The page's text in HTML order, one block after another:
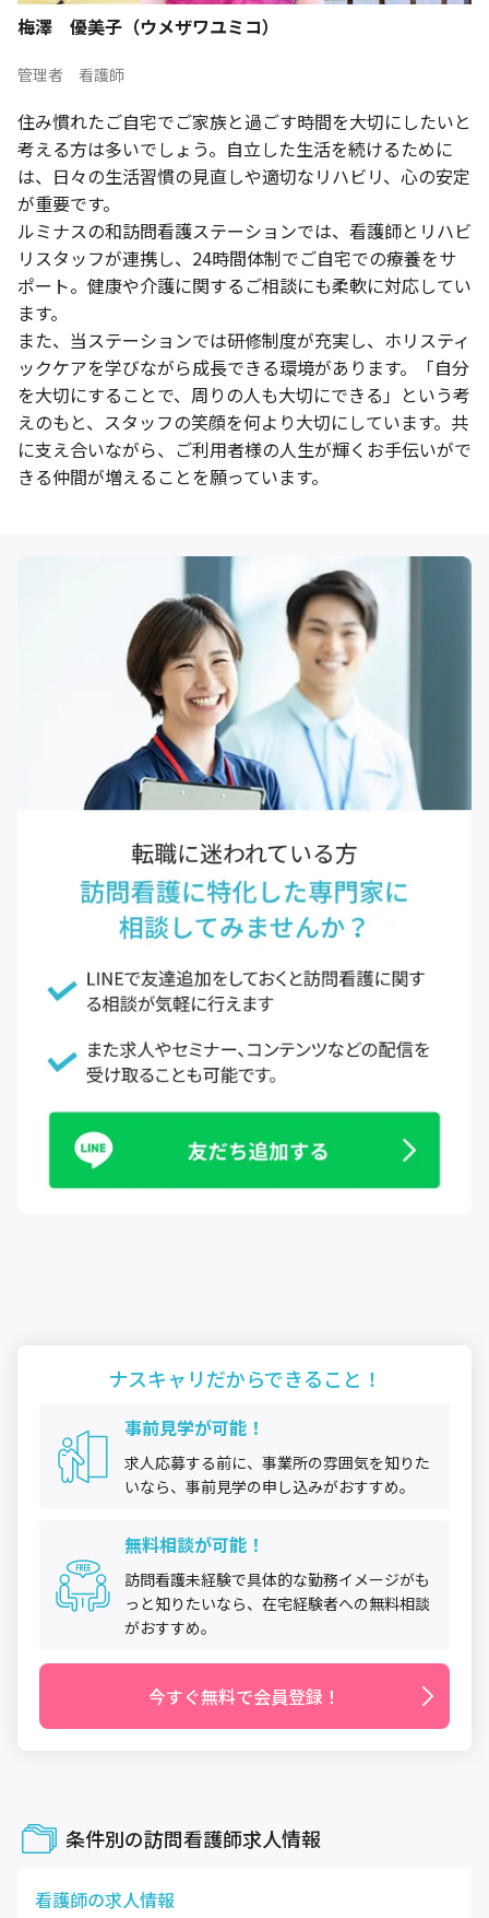
梅澤 優美子（ウメザワユミコ）
管理者 看護師
住み慣れたご自宅でご家族と過ごす時間を大切にしたいと
考える方は多いでしょう。自立した生活を続けるために
は、日々の生活習慣の見直しや適切なリハビリ、心の安定
が重要です。
ルミナスの和訪問看護ステーションでは、看護師とリハビ
リスタッフが連携し、24時間体制でご自宅での療養をサ
ポート。健康や介護に関するご相談にも柔軟に対応してい
ます。
また、当ステーションでは研修制度が充実し、ホリスティ
ックケアを学びながら成長できる環境があります。「自分
を大切にすることで、周りの人も大切にできる」という考
えのもと、スタッフの笑顔を何より大切にしています。共
に支え合いながら、ご利用者様の人生が輝くお手伝いがで
きる仲間が増えることを願っています。
ナスキャリだからできること！
事前見学が可能！
求人応募する前に、事業所の雰囲気を知りた
いなら、事前見学の申し込みがおすすめ。
無料相談が可能！
訪問看護未経験で具体的な勤務イメージがも
っと知りたいなら、在宅経験者への無料相談
がおすすめ。
今すぐ無料で会員登録！
条件別の訪問看護師求人情報
看護師の求人情報